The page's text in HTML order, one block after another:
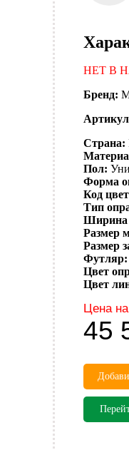
НЕТ В
Бренд:
Страна:
Пол:
Форма
Код
Тип
Ширина
Размер
Размер
Футляр:
Цвет
Цвет
Цена
45